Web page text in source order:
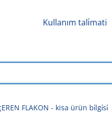
Kullanım tali̇mati
FLAKON - kisa ürün bi̇lgi̇si̇